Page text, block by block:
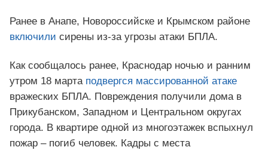
Ранее в Анапе, Новороссийске и Крымском районе
включили сирены из-за угрозы атаки БПЛА.
Как сообщалось ранее, Краснодар ночью и ранним
утром 18 марта подвергся массированной атаке
вражеских БПЛА. Повреждения получили дома в
Прикубанском, Западном и Центральном округах
города. В квартире одной из многоэтажек вспыхнул
пожар – погиб человек. Кадры с места